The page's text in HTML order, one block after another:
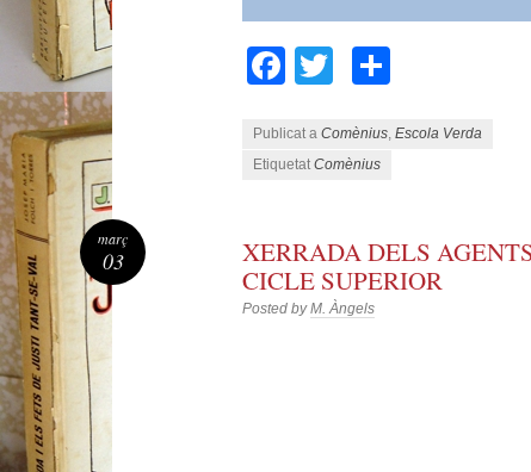
Facebook
Twitter
Publicat aComènius ,Escola Verda
EtiquetatComènius
XERRADA DELS
CICLE SUPERIOR
Posted byM. Àngels
març
03